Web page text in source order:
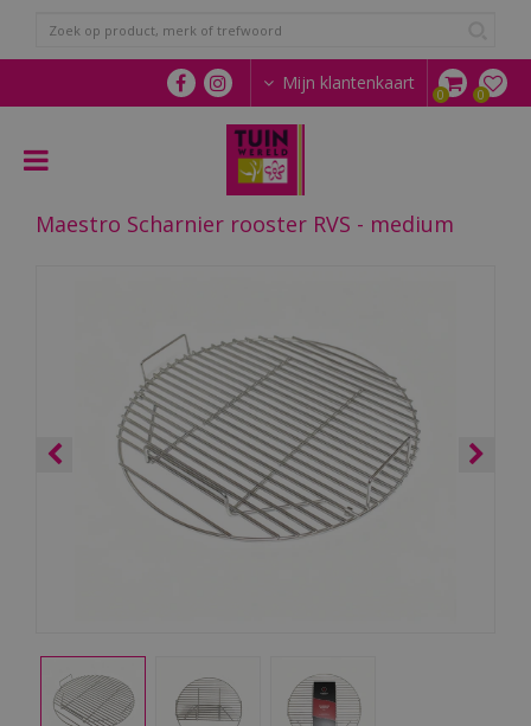
n
a
Mijn klantenkaart
Maestro Scharnier rooster RVS - medium